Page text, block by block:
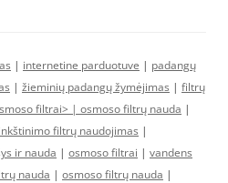
| internetine parduotuve | padangų
| žieminių padangų žymėjimas | filtrų
filtrai> | osmoso filtrų nauda |
filtrų naudojimas |
ir nauda | osmoso filtrai | vandens
nauda | osmoso filtrų nauda |